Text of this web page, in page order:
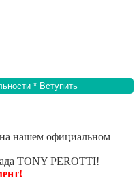
Скидки * Программа лояльности * Вступить
нашем официальном
TONY PEROTTI!